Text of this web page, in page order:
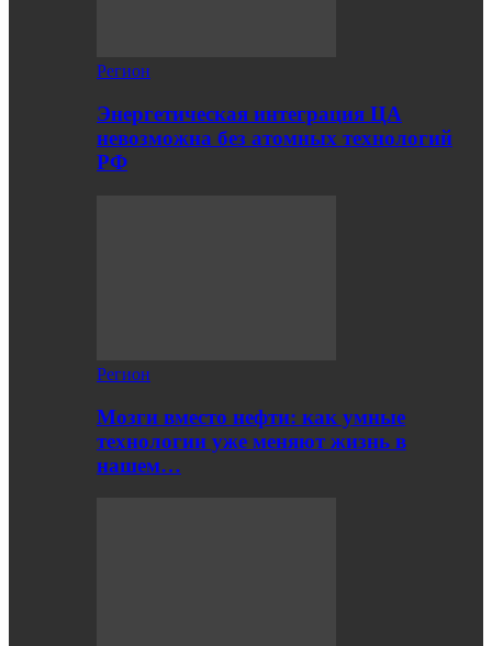
Регион
Энергетическая интеграция ЦА
невозможна без атомных технологий
РФ
Регион
Мозги вместо нефти: как умные
технологии уже меняют жизнь в
нашем…